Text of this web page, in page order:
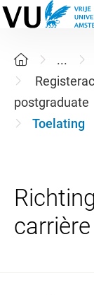
...
postgraduate
Toelating